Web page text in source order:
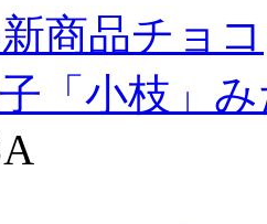
商品チョコ
「小枝」